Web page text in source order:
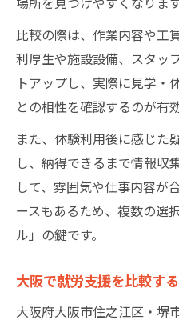
比較の際は、作業内容や工
利厚生や施設設備、スタッ
トアップし、実際に見学・
との相性を確認するのが有効
また、体験利用後に感じた
し、納得できるまで情報収
して、雰囲気や仕事内容が
ースもあるため、複数の選
ル」の鍵です。
大阪で就労支援を比較す
大阪府大阪市住之江区・堺